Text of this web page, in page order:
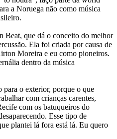
a Noruega não como música
Beat, que dá o conceito do melhor
Ela foi criada por causa de
Moreira e eu como pioneiros.
dentro da música
o exterior, porque o que
com crianças carentes,
com os batuqueiros do
Esse tipo de
plantei lá fora está lá. Eu quero